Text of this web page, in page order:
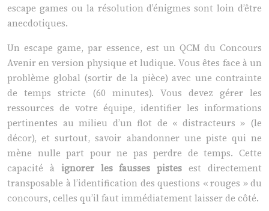
escape games ou la résolution d’énigmes sont loin d’être
anecdotiques.
Un escape game, par essence, est un QCM du Concours
Avenir en version physique et ludique. Vous êtes face à un
problème global (sortir de la pièce) avec une contrainte
de temps stricte (60 minutes). Vous devez gérer les
ressources de votre équipe, identifier les informations
pertinentes au milieu d’un flot de « distracteurs » (le
décor), et surtout, savoir abandonner une piste qui ne
mène nulle part pour ne pas perdre de temps. Cette
capacité à ignorer les fausses pistes est directement
transposable à l’identification des questions « rouges » du
concours, celles qu’il faut immédiatement laisser de côté.